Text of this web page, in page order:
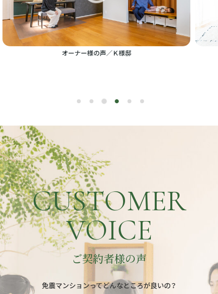
オーナー様の声／I様邸
CUSTOMER
VOICE
ご契約者様の声
免震マンションってどんなところが良いの？